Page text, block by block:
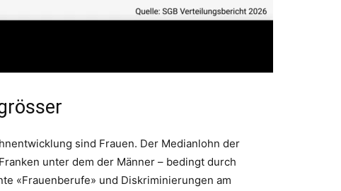
sind Frauen. Der Medianlohn der
unter dem der Männer – bedingt durch
«Frauenberufe» und Diskriminierungen am